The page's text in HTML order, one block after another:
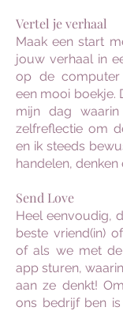
Vertel je verhaal
Maak een start
jouw verhaal in
op de
een mooi boekje.
mijn dag
zelfreflectie om
en ik steeds
handelen,
Send Love
Heel eenvoudig,
beste vriend(in)
of als we met
app sturen,
aan ze denkt!
ons bedrijf ben